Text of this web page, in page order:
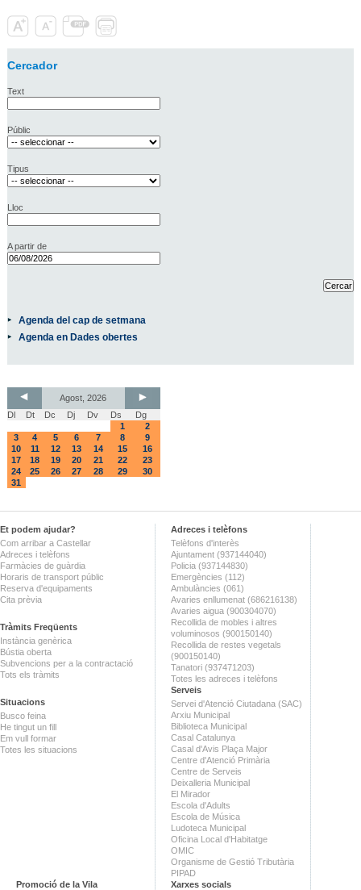
Cercador
Text
Públic
Tipus
Lloc
A partir de
Agenda del cap de setmana
Agenda en Dades obertes
Agost, 2026
Dl
Dt Dc Dj Dv Ds
Dg
1
2
3
4 5 6 7 8
9
10
11 12 13 14 15
16
17
18 19 20 21 22
23
24
25 26 27 28 29
30
31
Et podem ajudar?
Com arribar a Castellar
Adreces i telèfons
Farmàcies de guàrdia
Horaris de transport públic
Reserva d'equipaments
Cita prèvia
Tràmits Freqüents
Instància genèrica
Bústia oberta
Subvencions per a la contractació
Tots els tràmits
Situacions
Busco feina
He tingut un fill
Em vull formar
Totes les situacions
Adreces i telèfons
Telèfons d'interès
Ajuntament (937144040)
Policia (937144830)
Emergències (112)
Ambulàncies (061)
Avaries enllumenat (686216138)
Avaries aigua (900304070)
Recollida de mobles i altres
voluminosos (900150140)
Recollida de restes vegetals
(900150140)
Tanatori (937471203)
Totes les adreces i telèfons
Serveis
Servei d'Atenció Ciutadana (SAC)
Arxiu Municipal
Biblioteca Municipal
Casal Catalunya
Casal d'Avis Plaça Major
Centre d'Atenció Primària
Centre de Serveis
Deixalleria Municipal
El Mirador
Escola d'Adults
Escola de Música
Ludoteca Municipal
Oficina Local d'Habitatge
OMIC
Organisme de Gestió Tributària
PIPAD
Promoció de la Vila
Xarxes socials